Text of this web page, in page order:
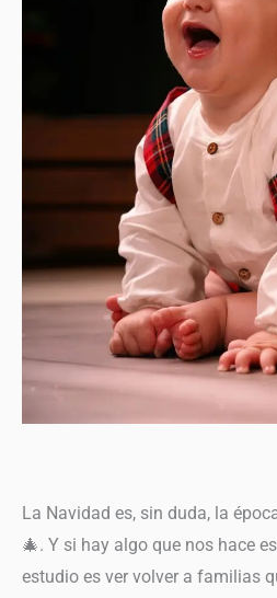
La Navidad es, sin duda, la
🎄. Y si hay algo que nos hace
estudio es ver volver a familias